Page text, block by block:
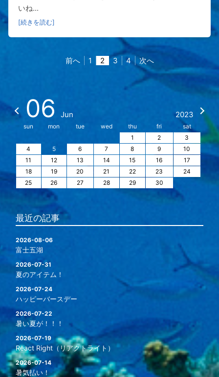
いね...
[続きを読む]
前へ 1 2 3 4 次へ
06 Jun 2023
sun mon tue wed thu fri
sat
1
2
3
4
5 6 7 8 9
10
11
12 13 14 15 16
17
18
19 20 21 22 23
24
25
26 27 28 29 30
最近の記事
2026-08-06
富士五湖
2026-07-31
夏のアイテム！
2026-07-24
ハッピーバースデー
2026-07-22
暑い夏が！！！
2026-07-19
React Right（リアクトライト）
2026-07-14
暑気払い！